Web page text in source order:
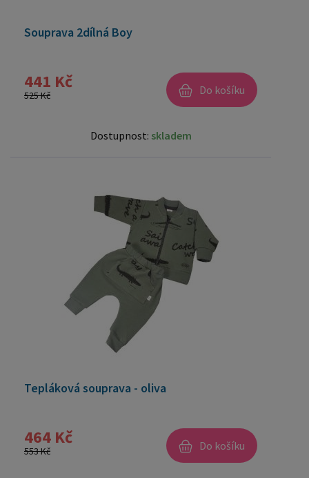
Souprava 2dílná Boy
441 Kč
525 Kč Do košíku
Dostupnost: skladem
Tepláková souprava - oliva
464 Kč
553 Kč Do košíku